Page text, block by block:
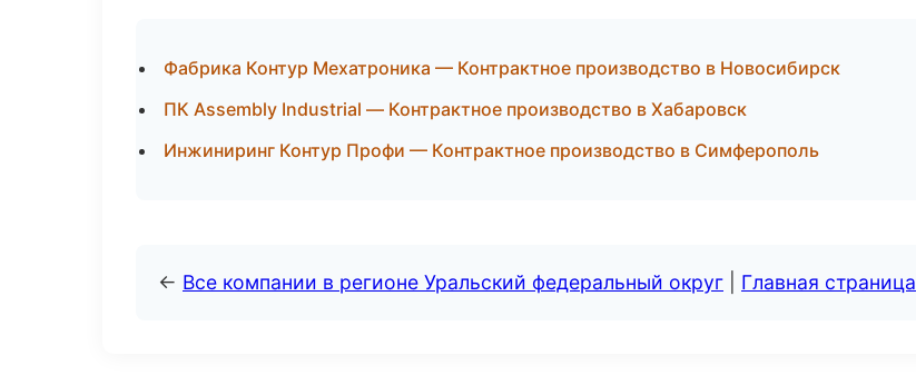
Фабрика Контур Мехатроника — Контрактное производство в Новосибирск
ПК Assembly Industrial — Контрактное производство в Хабаровск
Инжиниринг Контур Профи — Контрактное производство в Симферополь
← Все компании в регионе Уральский федеральный округ Главная страница